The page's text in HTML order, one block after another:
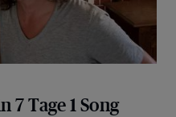
7 Tage 1 Song